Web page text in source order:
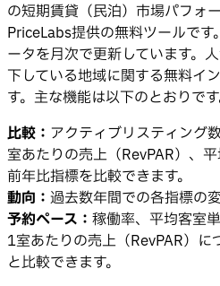
の短期賃貸（民泊）市場パフォ
PriceLabs提供の無料ツールで
ータを月次で更新しています。
下している地域に関する無料イ
す。主な機能は以下のとおりです
比較： アクティブリスティング
室あたりの売上（RevPAR）、
前年比指標を比較できます。
動向： 過去数年間での各指標の
予約ペース： 稼働率、平均客室
1室あたりの売上（RevPAR）に
と比較できます。